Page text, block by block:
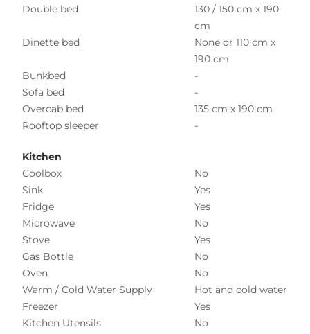
Double bed
130 / 150 cm x 190
cm
Dinette bed
None or 110 cm x
190 cm
Bunkbed
-
Sofa bed
-
Overcab bed
135 cm x 190 cm
Rooftop sleeper
-
Kitchen
Coolbox
No
Sink
Yes
Fridge
Yes
Microwave
No
Stove
Yes
Gas Bottle
No
Oven
No
Warm / Cold Water Supply
Hot and cold water
Freezer
Yes
Kitchen Utensils
No